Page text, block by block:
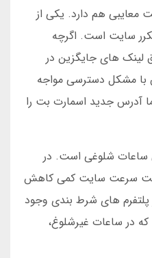
معایبی هم دارد. یکی از
سایت است. اگرچه
لینک های جایگزین در
با مشکل دسترسی مواجه
آدرس جدید اسمارت بت را
ساعات شلوغی است. در
سرعت سایت کمی کاهش
پلتفرم های شرط بندی وجود
در ساعات غیرشلوغ،